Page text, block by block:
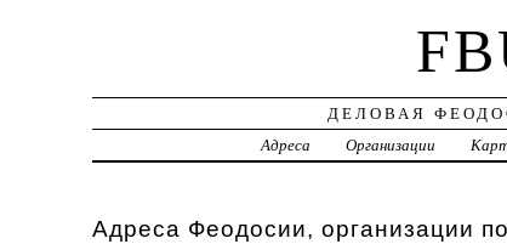
ДЕЛОВАЯ
Адреса
Организации
Адреса Феодосии, организации